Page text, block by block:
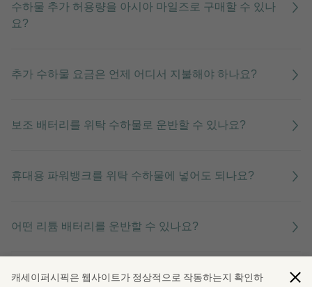
수하물 추가 허용량을 아시아 마일즈로 구매할 수 있나
요?
추가 수하물 요금은 언제 어디서 지불해야 하나요?
보조 배터리를 위탁 수하물로 운반할 수 있나요?
휴대용 파워뱅크를 위탁 수하물에 넣어도 되나요?
어떤 리튬 배터리를 운반할 수 있나요?
수하물 체크인을 위해 어떤 배터리 정보가 필요한가요?
캐세이퍼시픽은 웹사이트가 정상적으로 작동하는지 확인하